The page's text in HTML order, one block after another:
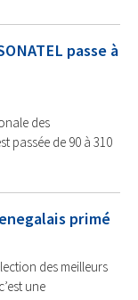
passe à
des
passée de 90 à 310
primé
des meilleurs
une